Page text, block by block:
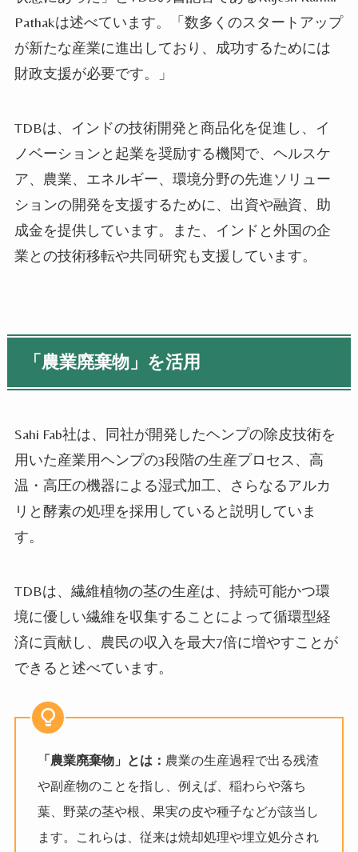
Pathakは述べています。「数多くのスタートアップ
が新たな産業に進出しており、成功するためには
財政支援が必要です。」
TDBは、インドの技術開発と商品化を促進し、イ
ノベーションと起業を奨励する機関で、ヘルスケ
ア、農業、エネルギー、環境分野の先進ソリュー
ションの開発を支援するために、出資や融資、助
成金を提供しています。また、インドと外国の企
業との技術移転や共同研究も支援しています。
「農業廃棄物」を活用
Sahi Fab社は、同社が開発したヘンプの除皮技術を
用いた産業用ヘンプの3段階の生産プロセス、高
温・高圧の機器による湿式加工、さらなるアルカ
リと酵素の処理を採用していると説明していま
す。
TDBは、繊維植物の茎の生産は、持続可能かつ環
境に優しい繊維を収集することによって循環型経
済に貢献し、農民の収入を最大7倍に増やすことが
できると述べています。
「農業廃棄物」とは： 農業の生産過程で出る残渣
や副産物のことを指し、例えば、稲わらや落ち
葉、野菜の茎や根、果実の皮や種子などが該当し
ます。これらは、従来は焼却処理や埋立処分され